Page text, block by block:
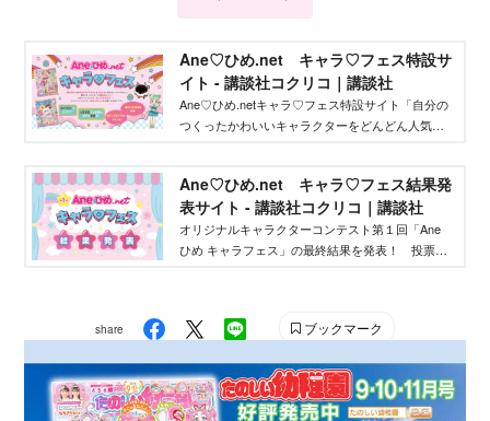
Ane♡ひめ.net キャラ♡フェス特設サ
イト - 講談社コクリコ｜講談社
Ane♡ひめ.netキャラ♡フェス特設サイト「自分の
つくったかわいいキャラクターをどんどん人気者
作りたいクリエイターを応援するイベントです！
Ane♡ひめ.net キャラ♡フェス結果発
表サイト - 講談社コクリコ｜講談社
オリジナルキャラクターコンテスト第１回「Ane
ひめ キャラフェス」の最終結果を発表！ 投票結
share ブックマーク